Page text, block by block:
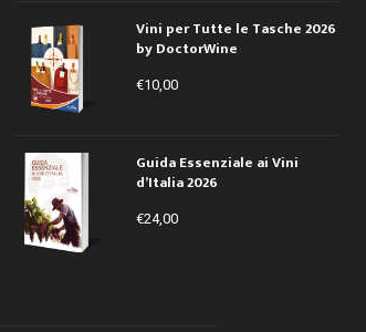
Vini per Tutte le Tasche 2026
by DoctorWine
€10,00
Guida Essenziale ai Vini
d’Italia 2026
€24,00